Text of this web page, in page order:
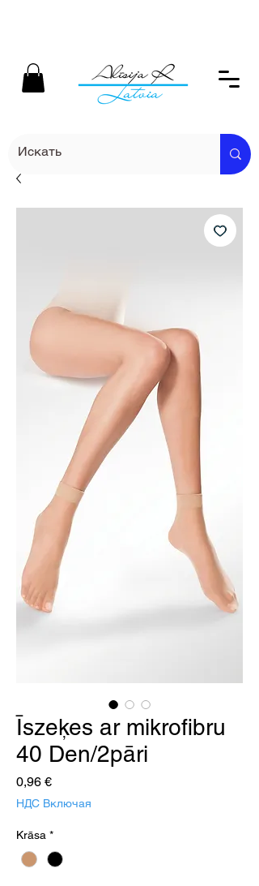
Īszeķes ar mikrofibru
40 Den/2pāri
0,96 €Цена
НДС Включая
Krāsa *